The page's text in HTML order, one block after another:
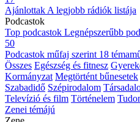
Ajánlottak A legjobb rádiók listája
Podcastok
Top podcastok Legnépszerűbb
50
Podcastok műfaj szerint 18
Összes Egészség és fitnesz
Kormányzat Megtörtént bűnesetek
Szabadidő Szépirodalom
Televízió és film Történelem
Zenei témájú